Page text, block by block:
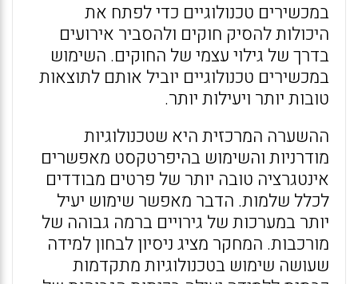
במכשירים טכנולוגיים כדי לפתח את
היכולות להסיק חוקים ולהסביר אירועים
בדרך של גילוי עצמי של החוקים. השימוש
במכשירים טכנולוגיים יוביל אותם לתוצאות
טובות יותר ויעילות יותר.
ההשערה המרכזית היא שטכנולוגיות
מודרניות והשימוש בהיפרטקסט מאפשרים
אינטגרציה טובה יותר של פרטים מבודדים
לכלל שלמות. הדבר מאפשר שימוש יעיל
יותר במערכות של גירויים ברמה גבוהה של
מורכבות. המחקר מציג ניסיון לבחון למידה
שעושה שימוש בטכנולוגיות מתקדמות